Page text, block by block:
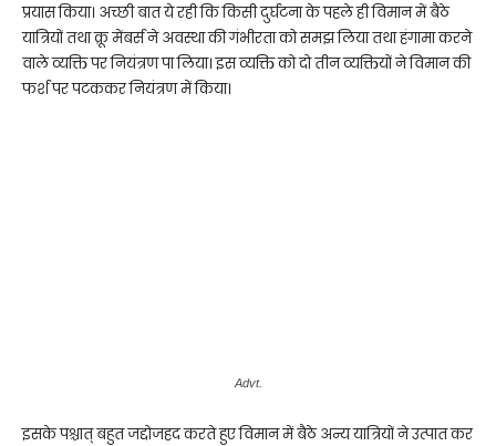
प्रयास किया। अच्छी बात ये रही कि किसी दुर्घटना के पहले ही विमान में बैठे
यात्रियों तथा क्रू मेंबर्स ने अवस्था की गंभीरता को समझ लिया तथा हंगामा करने
वाले व्यक्ति पर नियंत्रण पा लिया। इस व्यक्ति को दो तीन व्यक्तियों ने विमान की
फर्श पर पटककर नियंत्रण में किया।
Advt.
इसके पश्चात् बहुत जद्दोजहद करते हुए विमान में बैठे अन्य यात्रियों ने उत्पात कर